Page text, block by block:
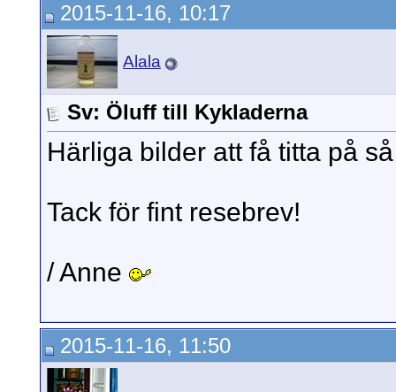
2015-11-16, 10:17
Alala
Sv: Öluff till Kykladerna
Härliga bilder att få titta på
Tack för fint resebrev!
/ Anne
2015-11-16, 11:50